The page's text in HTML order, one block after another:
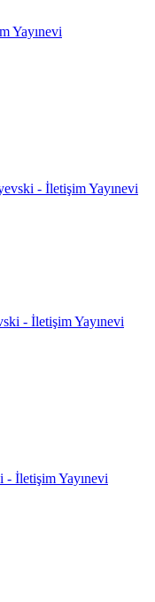
Yayınevi
- İletişim Yayınevi